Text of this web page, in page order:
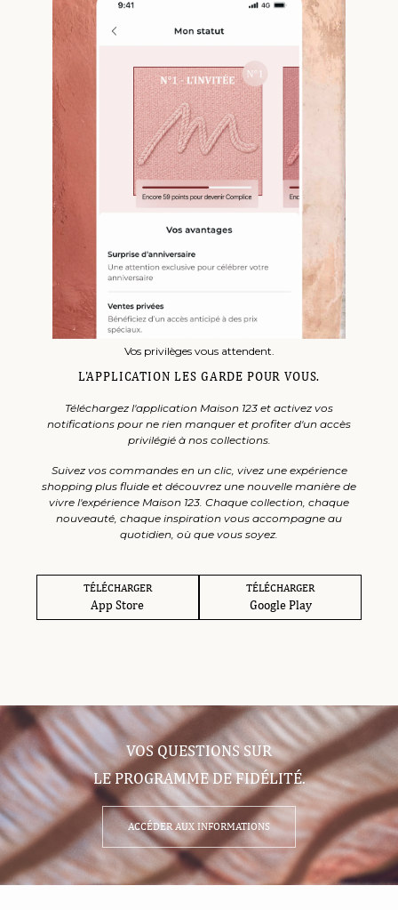
Vos privilèges vous attendent.
L'APPLICATION LES GARDE POUR VOUS.
Téléchargez l'application Maison 123 et activez vos
notifications pour ne rien manquer et profiter d'un accès
privilégié à nos collections.
Suivez vos commandes en un clic, vivez une expérience
shopping plus fluide et découvrez une nouvelle manière de
vivre l'expérience Maison 123. Chaque collection, chaque
nouveauté, chaque inspiration vous accompagne au
quotidien, où que vous soyez.
TÉLÉCHARGER
App Store TÉLÉCHARGER
Google Play
VOS QUESTIONS SUR
LE PROGRAMME DE FIDÉLITÉ.
ACCÉDER AUX INFORMATIONS